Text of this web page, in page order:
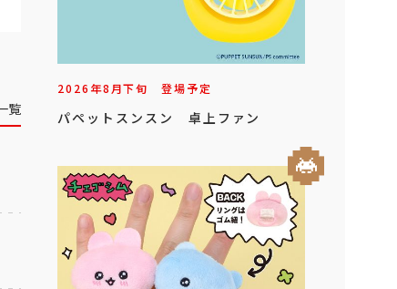
覧
2026年8月下旬 登場予定
パペットスンスン 卓上ファン